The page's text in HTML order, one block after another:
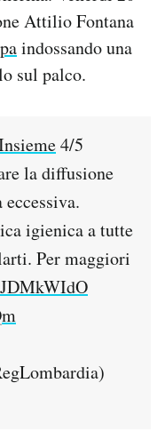
Attilio Fontana
indossando una
sul palco.
4/5
la diffusione
igienica a tutte
Per maggiori